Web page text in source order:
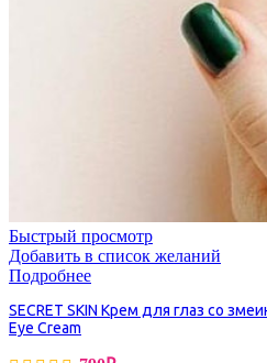
Быстрый просмотр
Добавить в список желаний
Подробнее
SECRET SKIN Крем для глаз со
Eye Cream